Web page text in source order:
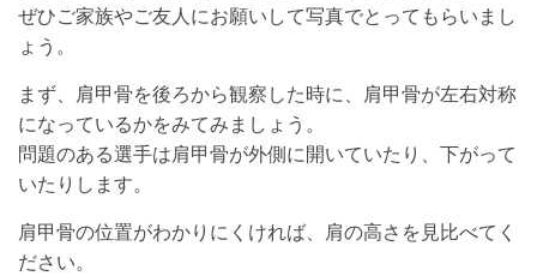
ぜひご家族やご友人にお願いして写真でとってもらいまし
ょう。
まず、肩甲骨を後ろから観察した時に、肩甲骨が左右対称
になっているかをみてみましょう。
問題のある選手は肩甲骨が外側に開いていたり、下がって
いたりします。
肩甲骨の位置がわかりにくければ、肩の高さを見比べてく
ださい。